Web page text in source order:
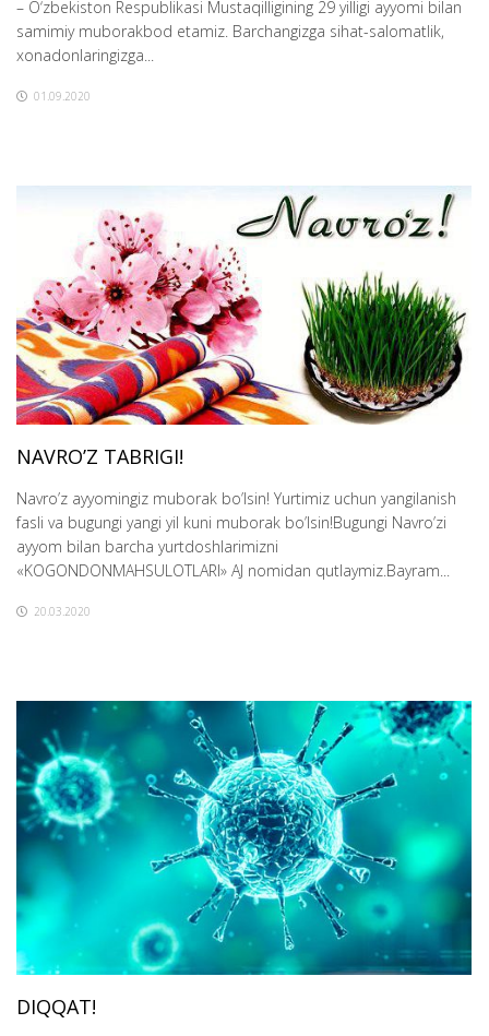
– O‘zbekiston Respublikasi Mustaqilligining 29 yilligi ayyomi bilan
samimiy muborakbod etamiz. Barchangizga sihat-salomatlik,
xonadonlaringizga...
01.09.2020
NAVRO’Z TABRIGI!
Navro’z ayyomingiz muborak bo’lsin! Yurtimiz uchun yangilanish
fasli va bugungi yangi yil kuni muborak bo’lsin!Bugungi Navro’zi
ayyom bilan barcha yurtdoshlarimizni
«KOGONDONMAHSULOTLARI» AJ nomidan qutlaymiz.Bayram...
20.03.2020
DIQQAT!